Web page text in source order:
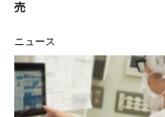
売
ニュース